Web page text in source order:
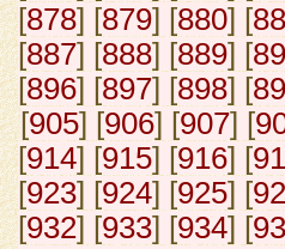
[878] [879] [880] [
[887] [888] [889] [
[896] [897] [898] [
[905] [906] [907] [
[914] [915] [916] [
[923] [924] [925] [
[932] [933] [934] [